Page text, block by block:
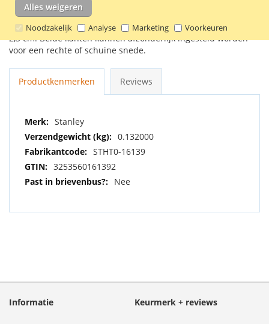
Alles weigeren
Noodzakelijk Analyse Marketing Voorkeuren
Dit dubbele fineerstripmes van Stanley is geschikt om dun
laminaat en fineerstrips bij te snijden. De snijbreedte is 1 tot
2,5 cm. Beide kanten kunnen afzonderlijk ingesteld worden
voor een rechte of schuine snede.
Productkenmerken Reviews
Meer
informatie
Stanley
0.132000
STHT0-16139
3253560161392
Nee
Informatie Keurmerk + reviews